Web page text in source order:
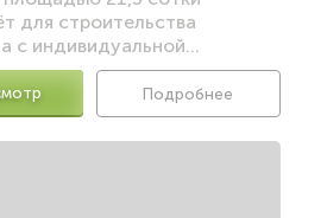
для строительства
с индивидуальной...
Подробнее